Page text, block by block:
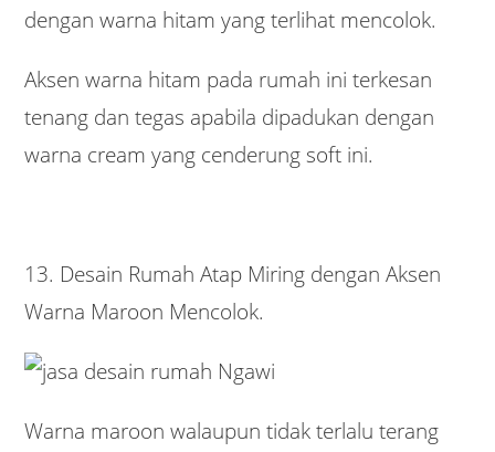
dengan warna hitam yang terlihat mencolok.
Aksen warna hitam pada rumah ini terkesan
tenang dan tegas apabila dipadukan dengan
warna cream yang cenderung soft ini.
13. Desain Rumah Atap Miring dengan Aksen
Warna Maroon Mencolok.
Warna maroon walaupun tidak terlalu terang